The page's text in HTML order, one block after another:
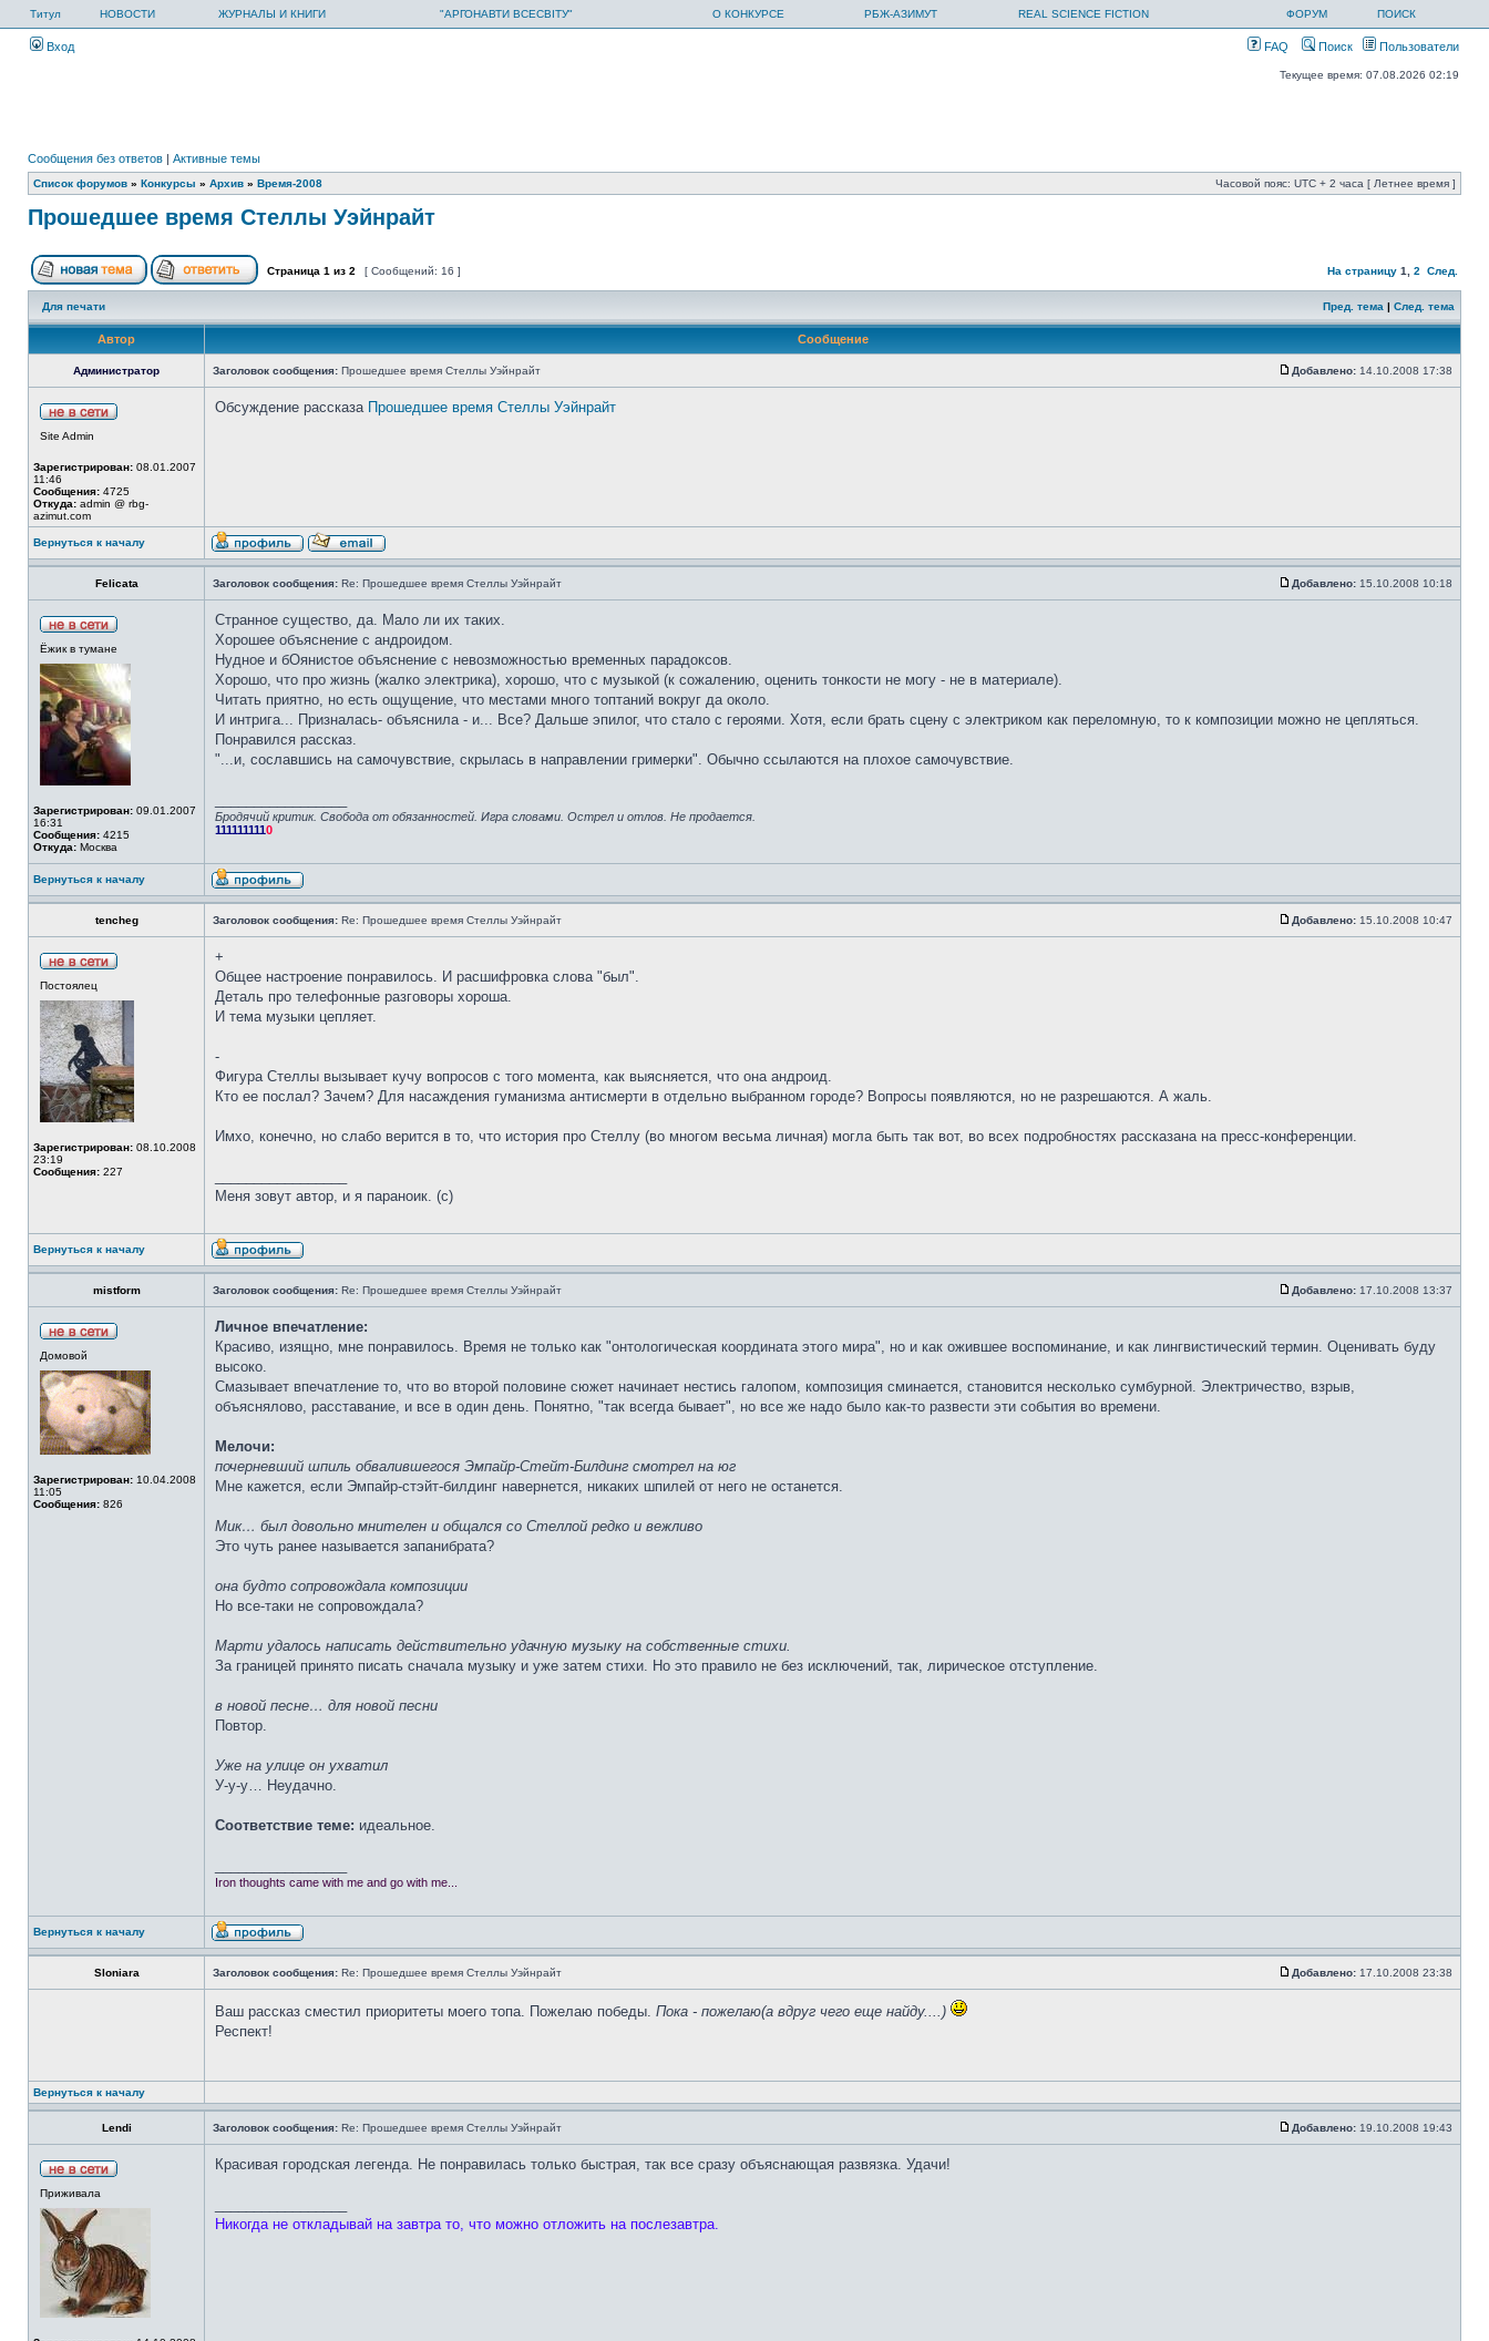
Титул НОВОСТИ ЖУРНАЛЫ И КНИГИ "АРГОНАВТИ ВСЕСВІТУ" О КОНКУРСЕ РБЖ-АЗИМУТ REAL SCIENCE FICTION ФОРУМ ПОИСК
Вход FAQ Поиск Пользователи
Текущее время: 07.08.2026 02:19
Сообщения без ответов | Активные темы
Список форумов » Конкурсы » Архив » Время-2008 Часовой пояс: UTC + 2 часа [ Летнее время ]
Прошедшее время Стеллы Уэйнрайт
Страница 1 из 2 [ Сообщений: 16 ] На страницу 1 2 След.
Для печати Пред. тема | След. тема
Автор Сообщение
Администратор Заголовок сообщения: Прошедшее время Стеллы Уэйнрайт Добавлено: 14.10.2008 17:38
Site Admin
Зарегистрирован: 08.01.2007
11:46
Сообщения: 4725
Откуда: admin @ rbg-
azimut.com
Обсуждение рассказа Прошедшее время Стеллы Уэйнрайт
Вернуться к началу
Felicata Заголовок сообщения: Re: Прошедшее время Стеллы Уэйнрайт Добавлено: 15.10.2008 10:18
Ёжик в тумане
Зарегистрирован: 09.01.2007
16:31
Сообщения: 4215
Откуда: Москва
Странное существо, да. Мало ли их таких.
Хорошее объяснение с андроидом.
Нудное и бОянистое объяснение с невозможностью временных парадоксов.
Хорошо, что про жизнь (жалко электрика), хорошо, что с музыкой (к сожалению, оценить тонкости не могу - не в материале).
Читать приятно, но есть ощущение, что местами много топтаний вокруг да около.
И интрига... Призналась- объяснила - и... Все? Дальше эпилог, что стало с героями. Хотя, если брать сцену с электриком как переломную, то к композиции можно не цепляться.
Понравился рассказ.
"...и, сославшись на самочувствие, скрылась в направлении гримерки". Обычно ссылаются на плохое самочувствие.
Бродячий критик. Свобода от обязанностей. Игра словами. Острел и отлов. Не продается.
1111111110
Вернуться к началу
tencheg Заголовок сообщения: Re: Прошедшее время Стеллы Уэйнрайт Добавлено: 15.10.2008 10:47
Постоялец
Зарегистрирован: 08.10.2008
23:19
Сообщения: 227
+
Общее настроение понравилось. И расшифровка слова "был".
Деталь про телефонные разговоры хороша.
И тема музыки цепляет.
-
Фигура Стеллы вызывает кучу вопросов с того момента, как выясняется, что она андроид.
Кто ее послал? Зачем? Для насаждения гуманизма антисмерти в отдельно выбранном городе? Вопросы появляются, но не разрешаются. А жаль.
Имхо, конечно, но слабо верится в то, что история про Стеллу (во многом весьма личная) могла быть так вот, во всех подробностях рассказана на пресс-конференции.
Меня зовут автор, и я параноик. (с)
Вернуться к началу
mistform Заголовок сообщения: Re: Прошедшее время Стеллы Уэйнрайт Добавлено: 17.10.2008 13:37
Домовой
Зарегистрирован: 10.04.2008
11:05
Сообщения: 826
Личное впечатление:
Красиво, изящно, мне понравилось. Время не только как "онтологическая координата этого мира", но и как ожившее воспоминание, и как лингвистический термин. Оценивать буду
высоко.
Смазывает впечатление то, что во второй половине сюжет начинает нестись галопом, композиция сминается, становится несколько сумбурной. Электричество, взрыв,
объяснялово, расставание, и все в один день. Понятно, "так всегда бывает", но все же надо было как-то развести эти события во времени.
Мелочи:
почерневший шпиль обвалившегося Эмпайр-Стейт-Билдинг смотрел на юг
Мне кажется, если Эмпайр-стэйт-билдинг навернется, никаких шпилей от него не останется.
Мик… был довольно мнителен и общался со Стеллой редко и вежливо
Это чуть ранее называется запанибрата?
она будто сопровождала композиции
Но все-таки не сопровождала?
Марти удалось написать действительно удачную музыку на собственные стихи.
За границей принято писать сначала музыку и уже затем стихи. Но это правило не без исключений, так, лирическое отступление.
в новой песне… для новой песни
Повтор.
Уже на улице он ухватил
У-у-у… Неудачно.
Соответствие теме: идеальное.
Iron thoughts came with me and go with me...
Вернуться к началу
Sloniara Заголовок сообщения: Re: Прошедшее время Стеллы Уэйнрайт Добавлено: 17.10.2008 23:38
Ваш рассказ сместил приоритеты моего топа. Пожелаю победы. Пока - пожелаю(а вдруг чего еще найду....)
Респект!
Вернуться к началу
Lendi Заголовок сообщения: Re: Прошедшее время Стеллы Уэйнрайт Добавлено: 19.10.2008 19:43
Приживала
Красивая городская легенда. Не понравилась только быстрая, так все сразу объяснающая развязка. Удачи!
Никогда не откладывай на завтра то, что можно отложить на послезавтра.